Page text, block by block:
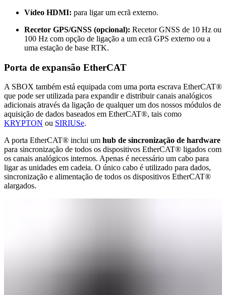
Vídeo HDMI: para ligar um ecrã externo.
Recetor GPS/GNSS (opcional): Recetor GNSS de 10 Hz ou
100 Hz com opção de ligação a um ecrã GPS externo ou a
uma estação de base RTK.
Porta de expansão EtherCAT
A SBOX também está equipada com uma porta escrava EtherCAT®
que pode ser utilizada para expandir e distribuir canais analógicos
adicionais através da ligação de qualquer um dos nossos módulos de
aquisição de dados baseados em EtherCAT®, tais como
KRYPTON ou SIRIUSe.
A porta EtherCAT® inclui um hub de sincronização de hardware
para sincronização de todos os dispositivos EtherCAT® ligados com
os canais analógicos internos. Apenas é necessário um cabo para
ligar as unidades em cadeia. O único cabo é utilizado para dados,
sincronização e alimentação de todos os dispositivos EtherCAT®
alargados.